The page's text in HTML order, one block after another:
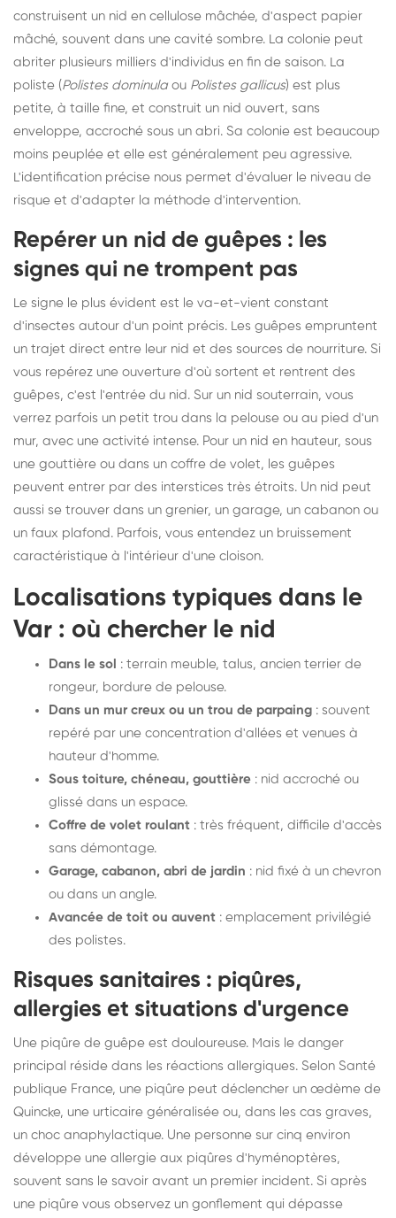
construisent un nid en cellulose mâchée, d'aspect papier
mâché, souvent dans une cavité sombre. La colonie peut
abriter plusieurs milliers d'individus en fin de saison. La
poliste (Polistes dominula ou Polistes gallicus) est plus
petite, à taille fine, et construit un nid ouvert, sans
enveloppe, accroché sous un abri. Sa colonie est beaucoup
moins peuplée et elle est généralement peu agressive.
L'identification précise nous permet d'évaluer le niveau de
risque et d'adapter la méthode d'intervention.
Repérer un nid de guêpes : les
signes qui ne trompent pas
Le signe le plus évident est le va-et-vient constant
d'insectes autour d'un point précis. Les guêpes empruntent
un trajet direct entre leur nid et des sources de nourriture. Si
vous repérez une ouverture d'où sortent et rentrent des
guêpes, c'est l'entrée du nid. Sur un nid souterrain, vous
verrez parfois un petit trou dans la pelouse ou au pied d'un
mur, avec une activité intense. Pour un nid en hauteur, sous
une gouttière ou dans un coffre de volet, les guêpes
peuvent entrer par des interstices très étroits. Un nid peut
aussi se trouver dans un grenier, un garage, un cabanon ou
un faux plafond. Parfois, vous entendez un bruissement
caractéristique à l'intérieur d'une cloison.
Localisations typiques dans le
Var : où chercher le nid
Dans le sol : terrain meuble, talus, ancien terrier de
rongeur, bordure de pelouse.
Dans un mur creux ou un trou de parpaing : souvent
repéré par une concentration d'allées et venues à
hauteur d'homme.
Sous toiture, chéneau, gouttière : nid accroché ou
glissé dans un espace.
Coffre de volet roulant : très fréquent, difficile d'accès
sans démontage.
Garage, cabanon, abri de jardin : nid fixé à un chevron
ou dans un angle.
Avancée de toit ou auvent : emplacement privilégié
des polistes.
Risques sanitaires : piqûres,
allergies et situations d'urgence
Une piqûre de guêpe est douloureuse. Mais le danger
principal réside dans les réactions allergiques. Selon Santé
publique France, une piqûre peut déclencher un œdème de
Quincke, une urticaire généralisée ou, dans les cas graves,
un choc anaphylactique. Une personne sur cinq environ
développe une allergie aux piqûres d'hyménoptères,
souvent sans le savoir avant un premier incident. Si après
une piqûre vous observez un gonflement qui dépasse